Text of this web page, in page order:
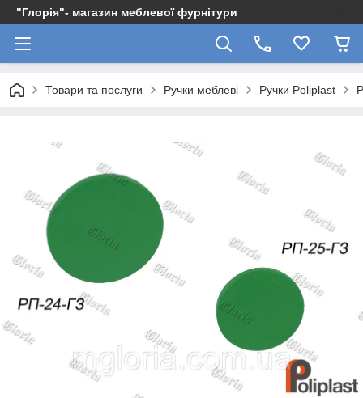
"Глорія"- магазин меблевої фурнітури
Товари та послуги Ручки меблеві Ручки Poliplast